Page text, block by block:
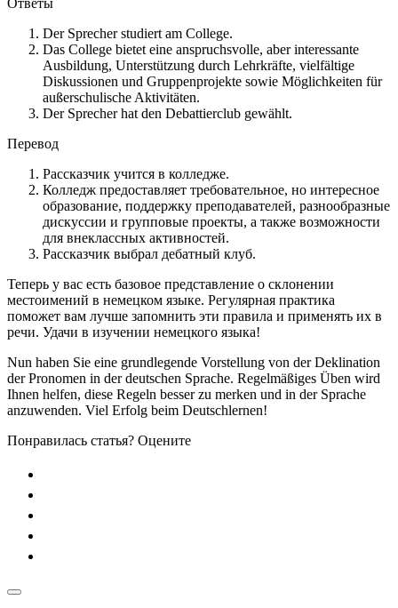
Der Sprecher studiert am College.
Das College bietet eine anspruchsvolle, aber interessante
Ausbildung, Unterstützung durch Lehrkräfte, vielfältige
Diskussionen und Gruppenprojekte sowie Möglichkeiten für
außerschulische Aktivitäten.
Der Sprecher hat den Debattierclub gewählt.
Перевод
Рассказчик учится в колледже.
Колледж предоставляет требовательное, но интересное
образование, поддержку преподавателей, разнообразные
дискуссии и групповые проекты, а также возможности
для внеклассных активностей.
Рассказчик выбрал дебатный клуб.
Теперь у вас есть базовое представление о склонении
местоимений в немецком языке. Регулярная практика
поможет вам лучше запомнить эти правила и применять их в
речи. Удачи в изучении немецкого языка!
Nun haben Sie eine grundlegende Vorstellung von der Deklination
der Pronomen in der deutschen Sprache. Regelmäßiges Üben wird
Ihnen helfen, diese Regeln besser zu merken und in der Sprache
anzuwenden. Viel Erfolg beim Deutschlernen!
Понравилась статья? Оцените